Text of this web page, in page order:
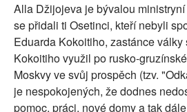
Alla Džijojeva je bývalou
se přidali ti Osetinci, kteří nebyli
Eduarda Kokoitiho, zastánce
Kokoitiho využil po rusko-
Moskvy ve svůj prospěch (tzv.
je nespokojených, že dodnes
pomoc, práci, nové domy a tak